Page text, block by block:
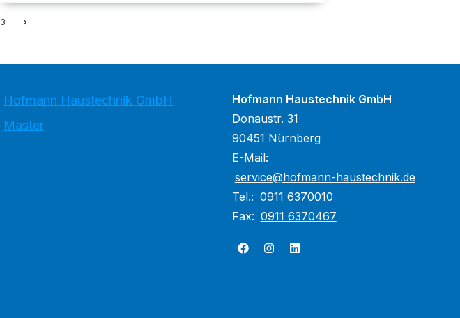
3
Hofmann Haustechnik GmbH
Master
Hofmann Haustechnik GmbH
Donaustr. 31
90451 Nürnberg
E-Mail:
service@hofmann-haustechnik.de
Tel.: 0911 6370010
Fax: 0911 6370467